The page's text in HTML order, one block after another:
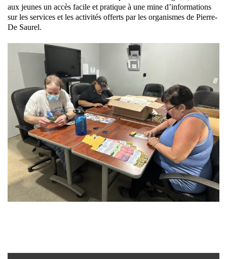
aux jeunes un accès facile et pratique à une mine d’informations
sur les services et les activités offerts par les organismes de Pierre-
De Saurel.